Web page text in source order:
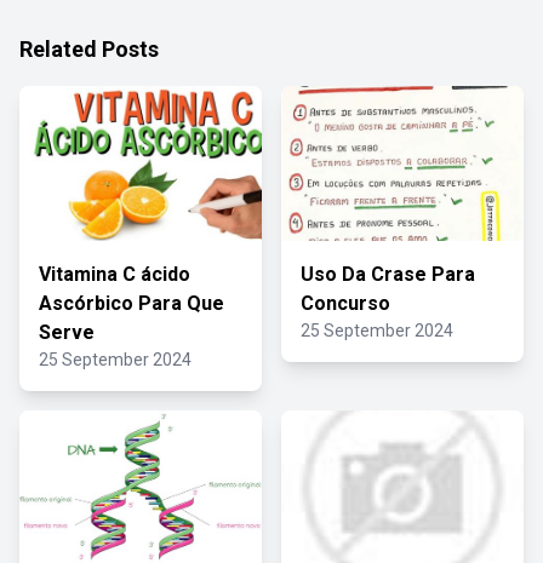
Related Posts
Vitamina C ácido
Ascórbico Para Que
Serve
25 September 2024
Uso Da Crase Para
Concurso
25 September 2024